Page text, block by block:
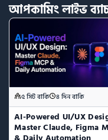
আপকামিংলাইভ
৫ সিট বাকি ৪ দিন বাকি
AI-Powered UI/UX
Master Claude, Figma